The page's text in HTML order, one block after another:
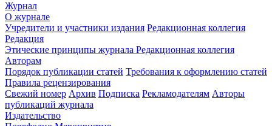
Журнал
О журнале
Учредители и участники издания Редакционная коллегия
Редакция
Этические принципы журнала Редакционная коллегия
Авторам
Порядок публикации статей Требования к оформлению статей
Правила рецензирования
Свежий номер Архив Подписка Рекламодателям Авторы
публикаций журнала
Издательство